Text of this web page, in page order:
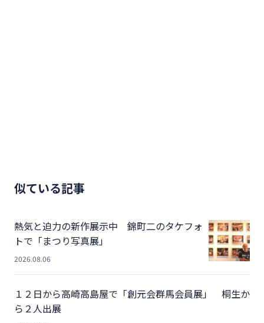
似ている記事
熱気と迫力の新作展示中 錦町二のタケフォ
トで「まつり写真展」
2026.08.06
１２日から高崎高島屋で「創元会群馬会員展」 桐生か
ら２人出展